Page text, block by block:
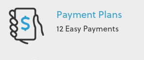
Payment Plans
12 Easy Payments